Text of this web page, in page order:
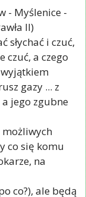
- Myślenice -
II)
słychać i czuć,
czuć, a czego
wyjątkiem
gazy ... z
jego zgubne
co się komu
na
co?), ale będą